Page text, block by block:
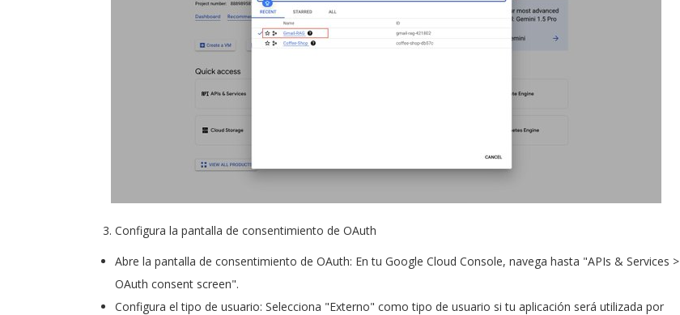
Configura la pantalla de consentimiento de OAuth
Abre la pantalla de consentimiento de OAuth: En tu Google Cloud Console, navega hasta "APIs & Services >
OAuth consent screen".
Configura el tipo de usuario: Selecciona "Externo" como tipo de usuario si tu aplicación será utilizada por